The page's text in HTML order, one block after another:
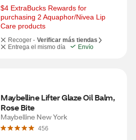
$4 ExtraBucks Rewards for
purchasing 2 Aquaphor/Nivea Lip
Care products
Recoger - Verificar más tiendas
Entrega el mismo día
Envío
Maybelline Lifter Glaze Oil Balm,
Rose Bite
Maybelline New York
456